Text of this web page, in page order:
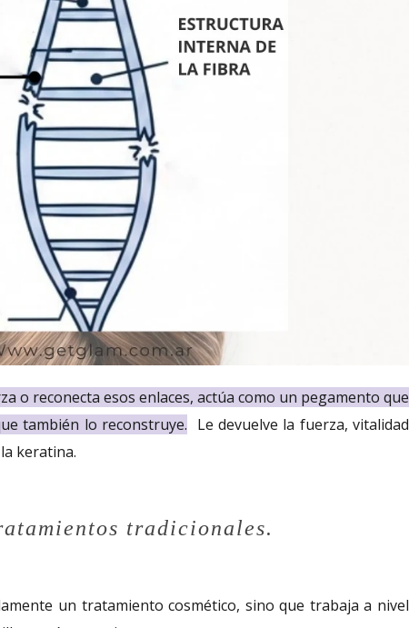
o reconecta esos enlaces, actúa como un pegamento que
también lo reconstruye. Le devuelve la fuerza, vitalidad
keratina.
tradicionales.
un tratamiento cosmético, sino que trabaja a nivel